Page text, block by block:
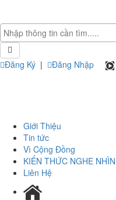
Đăng Ký | Đăng Nhập
Giới Thiệu
Tin tức
Vì Cộng Đồng
KIẾN THỨC NGHE NHÌN
Liên Hệ